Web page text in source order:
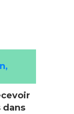
dans